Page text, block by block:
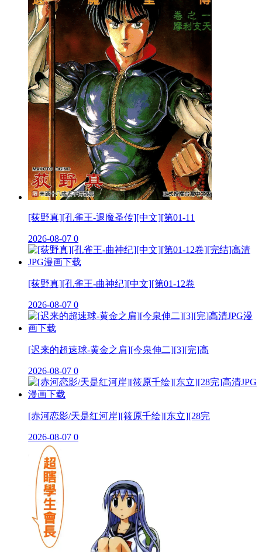
[荻野真][孔雀王-退魔圣传][中文][第01-11
2026-08-07 0
[荻野真][孔雀王-曲神纪][中文][第01-12卷
2026-08-07 0
[迟来的超速球-黄金之肩][今泉伸二][3][完]高
2026-08-07 0
[赤河恋影/天是红河岸][筱原千绘][东立][28完
2026-08-07 0